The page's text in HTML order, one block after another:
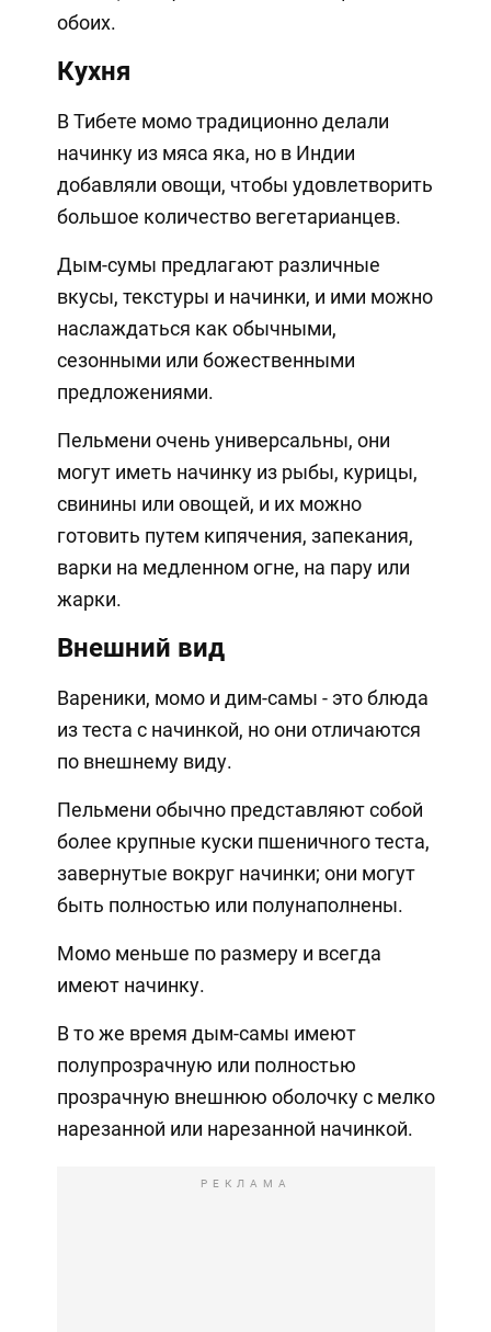
обоих.
Кухня
В Тибете момо традиционно делали
начинку из мяса яка, но в Индии
добавляли овощи, чтобы удовлетворить
большое количество вегетарианцев.
Дым-сумы предлагают различные
вкусы, текстуры и начинки, и ими можно
наслаждаться как обычными,
сезонными или божественными
предложениями.
Пельмени очень универсальны, они
могут иметь начинку из рыбы, курицы,
свинины или овощей, и их можно
готовить путем кипячения, запекания,
варки на медленном огне, на пару или
жарки.
Внешний вид
Вареники, момо и дим-самы - это блюда
из теста с начинкой, но они отличаются
по внешнему виду.
Пельмени обычно представляют собой
более крупные куски пшеничного теста,
завернутые вокруг начинки; они могут
быть полностью или полунаполнены.
Момо меньше по размеру и всегда
имеют начинку.
В то же время дым-самы имеют
полупрозрачную или полностью
прозрачную внешнюю оболочку с мелко
нарезанной или нарезанной начинкой.
РЕКЛАМА